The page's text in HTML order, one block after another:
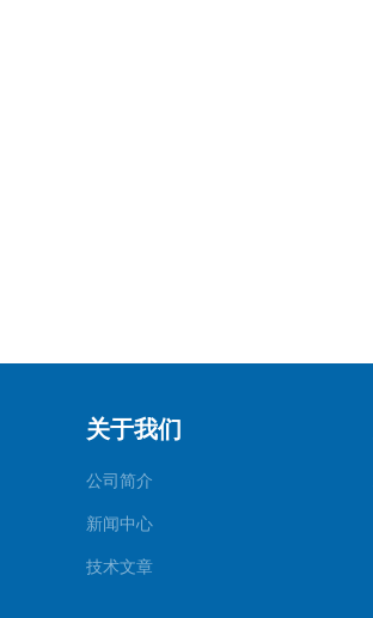
关于我们
公司简介
新闻中心
技术文章